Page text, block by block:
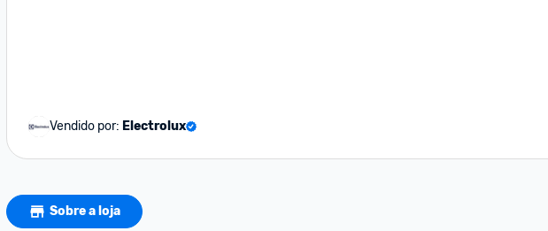
Vendido por: Electrolux
Sobre a loja